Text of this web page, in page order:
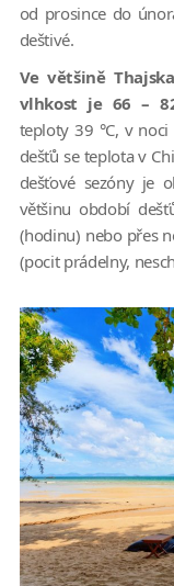
od prosince do
deštivé.
Ve většině
vlhkost je 66 –
teploty 39 °C, v
dešťů se teplota v
dešťové sezóny je
většinu období
(hodinu) nebo přes
(pocit prádelny,